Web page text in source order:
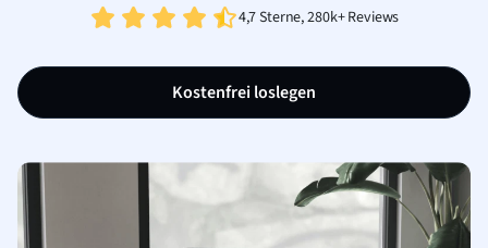
4,7 Sterne, 280k+ Reviews
Kostenfrei loslegen